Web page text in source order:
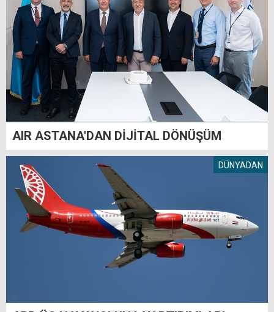
AIR ASTANA'DAN DİJİTAL DÖNÜŞÜM
DÜNYADAN